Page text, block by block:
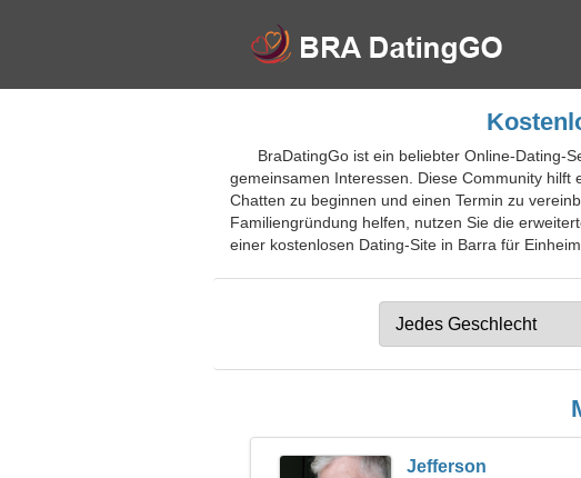
BraDatingGo ist ein beliebter Online-Dating-
gemeinsamen Interessen. Diese Community
Chatten zu beginnen und einen Termin zu
Familiengründung helfen, nutzen Sie die
einer kostenlosen Dating-Site in Barra für
Jefferson